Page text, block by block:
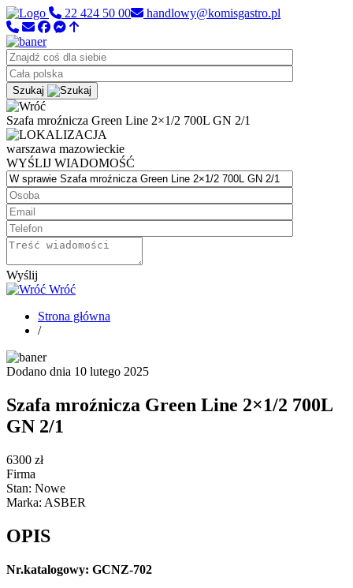
22 424 50 00 handlowy@komisgastro.pl
Szukaj
Szafa mroźnicza Green Line 2×1/2 700L GN 2/1
warszawa mazowieckie
WYŚLIJ WIADOMOŚĆ
Wyślij
Wróć
Strona główna
/
Dodano dnia 10 lutego 2025
Szafa mroźnicza Green Line 2×1/2 700L
GN 2/1
6300 zł
Firma
Stan: Nowe
Marka: ASBER
OPIS
Nr.katalogowy: GCNZ-702